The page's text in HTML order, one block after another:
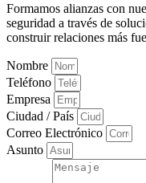
Formamos alianzas con
seguridad a través de
construir relaciones más
Nombre
Teléfono
Empresa
Ciudad / País
Correo Electrónico
Asunto